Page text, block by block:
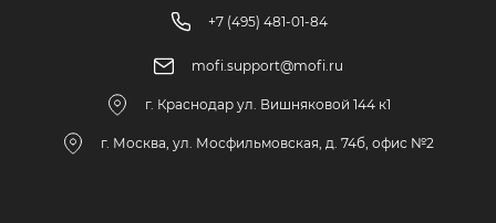
+7 (495) 481-01-84
mofi.support@mofi.ru
г. Краснодар ул. Вишняковой 144 к1
г. Москва, ул. Мосфильмовская, д. 74б, офис №2